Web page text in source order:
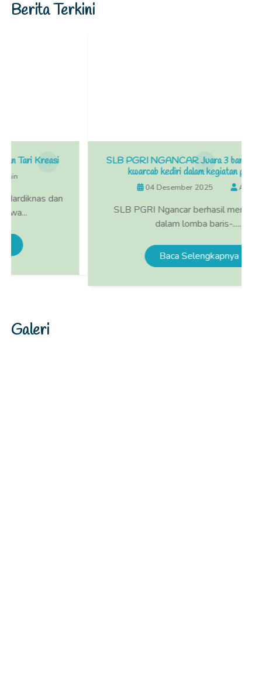
Berita Terkini
SLB PGRI NGANCAR Juara 3 baris-berbaris di
kwarcab kediri dalam kegiatan pramuka
04 Desember 2025 Admin
SLB PGRI Ngancar berhasil meraih juara 3
dalam lomba baris-......
Baca Selengkapnya
Galeri